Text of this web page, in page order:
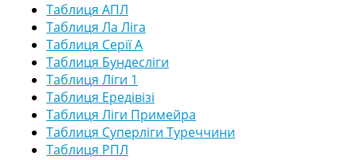
Таблиця АПЛ
Таблиця Ла Ліга
Таблиця Серії А
Таблиця Бундесліги
Таблиця Ліги 1
Таблиця Ередівізі
Таблиця Ліги Примейра
Таблиця Суперліги Туреччини
Таблиця РПЛ